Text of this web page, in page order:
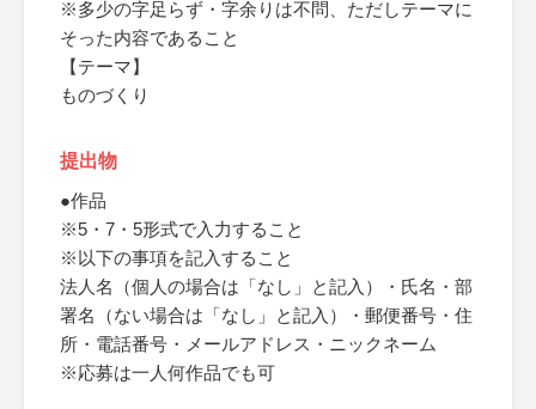
※多少の字足らず・字余りは不問、ただしテーマに
そった内容であること
【テーマ】
ものづくり
提出物
●作品
※5・7・5形式で入力すること
※以下の事項を記入すること
法人名（個人の場合は「なし」と記入）・氏名・部
署名（ない場合は「なし」と記入）・郵便番号・住
所・電話番号・メールアドレス・ニックネーム
※応募は一人何作品でも可